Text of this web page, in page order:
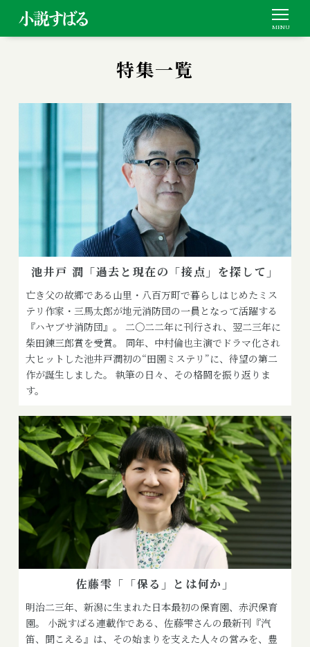
特集一覧
池井戸 潤「過去と現在の「接点」を探して」
亡き父の故郷である山里・八百万町で暮らしはじめたミス
テリ作家・三馬太郎が地元消防団の一員となって活躍する
『ハヤブサ消防団』。 二〇二二年に刊行され、翌二三年に
柴田錬三郎賞を受賞。 同年、中村倫也主演でドラマ化され
大ヒットした池井戸潤初の“田園ミステリ”に、待望の第二
作が誕生しました。 執筆の日々、その格闘を振り返りま
す。
佐藤雫「「保る」とは何か」
明治二三年、新潟に生まれた日本最初の保育園、赤沢保育
園。 小説すばる連載作である、佐藤雫さんの最新刊『汽
笛、聞こえる』は、その始まりを支えた人々の営みを、豊